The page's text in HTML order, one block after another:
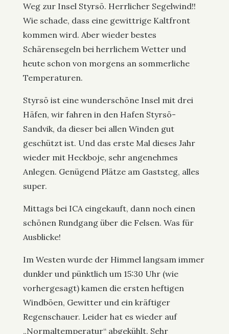
Weg zur Insel Styrsö. Herrlicher Segelwind!!
Wie schade, dass eine gewittrige Kaltfront
kommen wird. Aber wieder bestes
Schärensegeln bei herrlichem Wetter und
heute schon von morgens an sommerliche
Temperaturen.
Styrsö ist eine wunderschöne Insel mit drei
Häfen, wir fahren in den Hafen Styrsö-
Sandvik, da dieser bei allen Winden gut
geschützt ist. Und das erste Mal dieses Jahr
wieder mit Heckboje, sehr angenehmes
Anlegen. Genügend Plätze am Gaststeg, alles
super.
Mittags bei ICA eingekauft, dann noch einen
schönen Rundgang über die Felsen. Was für
Ausblicke!
Im Westen wurde der Himmel langsam immer
dunkler und pünktlich um 15:30 Uhr (wie
vorhergesagt) kamen die ersten heftigen
Windböen, Gewitter und ein kräftiger
Regenschauer. Leider hat es wieder auf
„Normaltemperatur“ abgekühlt. Sehr